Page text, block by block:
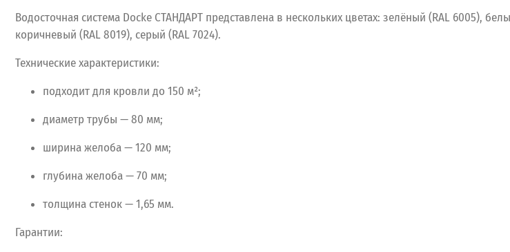
Водосточная система Docke СТАНДАРТ представлена в нескольких цветах: зелёный (RAL 6005),
коричневый (RAL8019), серый (RAL7024).
Техническиехарактеристики:
подходитдля кровли до 150 м²;
диаметр трубы — 80 мм;
ширинажелоба— 120 мм;
глубинажелоба— 70 мм;
толщина стенок— 1,65 мм.
Гарантии: